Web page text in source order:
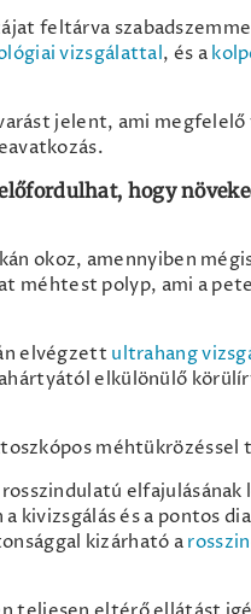
feltárva
vizsgálattal, és a
jelent, ami
hogy
okoz, amennyiben
méhtest polyp, ami a
elvégzett ultrahang
elkülönülő
méhtükrözéssel
kivizsgálás és a pontos
kizárható a